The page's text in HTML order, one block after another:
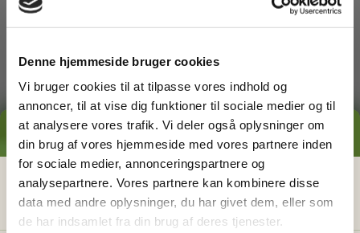
Denne hjemmeside bruger cookies
Vi bruger cookies til at tilpasse vores indhold og
annoncer, til at vise dig funktioner til sociale medier og til
at analysere vores trafik. Vi deler også oplysninger om
din brug af vores hjemmeside med vores partnere inden
for sociale medier, annonceringspartnere og
analysepartnere. Vores partnere kan kombinere disse
data med andre oplysninger, du har givet dem, eller som
de har indsamlet fra din brug af deres tjenester.
Græsslåning
GRATIS PRISESTIMAT
Hvad koster detegentligat få
hjælp i haven?